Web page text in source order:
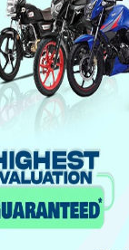
मोहम्मद
दिए ।
आफ्नी
प्रादेशिक